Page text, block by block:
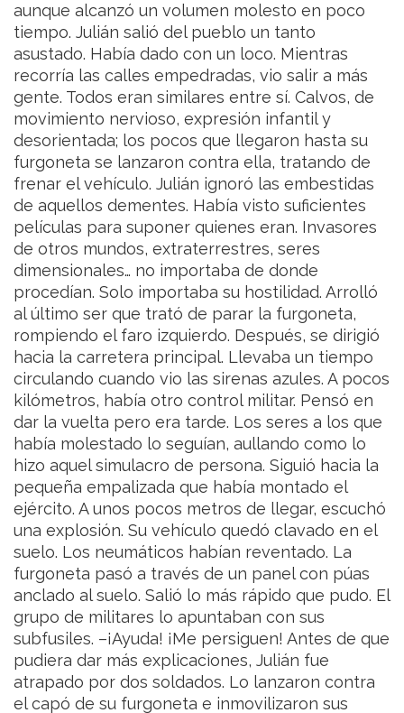
aunque alcanzó un volumen molesto en poco
tiempo. Julián salió del pueblo un tanto
asustado. Había dado con un loco. Mientras
recorría las calles empedradas, vio salir a más
gente. Todos eran similares entre sí. Calvos, de
movimiento nervioso, expresión infantil y
desorientada; los pocos que llegaron hasta su
furgoneta se lanzaron contra ella, tratando de
frenar el vehículo. Julián ignoró las embestidas
de aquellos dementes. Había visto suficientes
películas para suponer quienes eran. Invasores
de otros mundos, extraterrestres, seres
dimensionales… no importaba de donde
procedían. Solo importaba su hostilidad. Arrolló
al último ser que trató de parar la furgoneta,
rompiendo el faro izquierdo. Después, se dirigió
hacia la carretera principal. Llevaba un tiempo
circulando cuando vio las sirenas azules. A pocos
kilómetros, había otro control militar. Pensó en
dar la vuelta pero era tarde. Los seres a los que
había molestado lo seguían, aullando como lo
hizo aquel simulacro de persona. Siguió hacia la
pequeña empalizada que había montado el
ejército. A unos pocos metros de llegar, escuchó
una explosión. Su vehículo quedó clavado en el
suelo. Los neumáticos habían reventado. La
furgoneta pasó a través de un panel con púas
anclado al suelo. Salió lo más rápido que pudo. El
grupo de militares lo apuntaban con sus
subfusiles. –¡Ayuda! ¡Me persiguen! Antes de que
pudiera dar más explicaciones, Julián fue
atrapado por dos soldados. Lo lanzaron contra
el capó de su furgoneta e inmovilizaron sus